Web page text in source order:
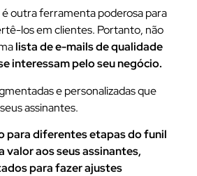
é outra ferramenta poderosa para
los em clientes. Portanto, não
lista de e-mails de qualidade
interessam pelo seu negócio.
e personalizadas que
assinantes.
para diferentes etapas do funil
valor aos seus assinantes,
para fazer ajustes